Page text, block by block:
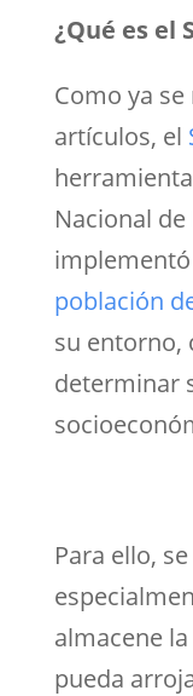
¿Qué es el
Como ya
artículos, el
Nacional de
población
su entorno,
determinar
Para ello,
almacene
pueda